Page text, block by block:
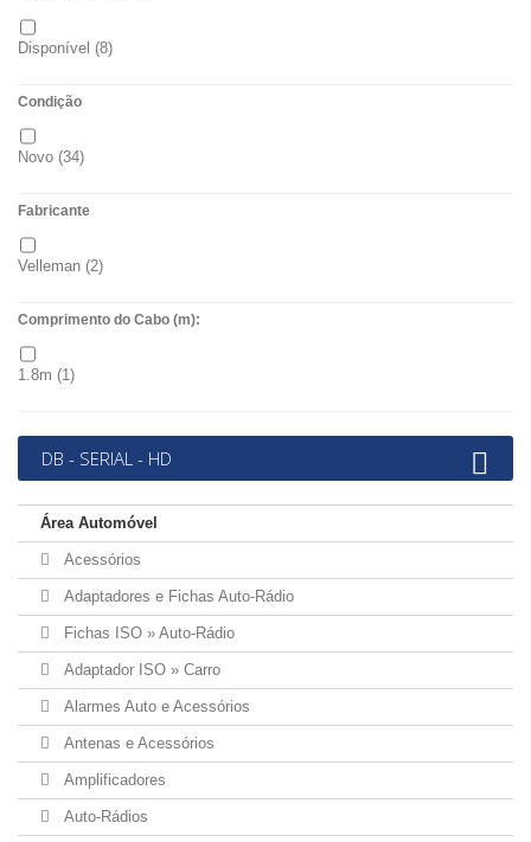
Disponível (8)
Condição
Novo (34)
Fabricante
Velleman (2)
Comprimento do Cabo (m):
1.8m (1)
DB - SERIAL - HD
Área Automóvel
Acessórios
Adaptadores e Fichas Auto-Rádio
Fichas ISO » Auto-Rádio
Adaptador ISO » Carro
Alarmes Auto e Acessórios
Antenas e Acessórios
Amplificadores
Auto-Rádios